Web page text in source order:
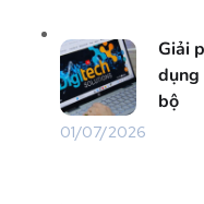
Giải
dụng
bộ
01/07/2026